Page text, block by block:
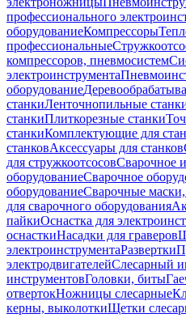
профессионального
оборудованиеКомпрессоры
профессиональные
компрессоров, пневмосистем
электроинструмента
оборудование
станкиЛенточнопильные
станкиПлиткорезные станки
станкиКомплектующие для
станковАксессуары для станков
для стружкоотсосовСварочное
оборудованиеСварочное
оборудованиеСварочные маски,
для сварочного оборудования
пайкиОснастка для
оснасткиНасадки для граверов
электроинструментаРазвертки
электродвигателейСлесарный
инструментовГоловки, биты
отвертокНожницы слесарные
керны, выколоткиЩетки